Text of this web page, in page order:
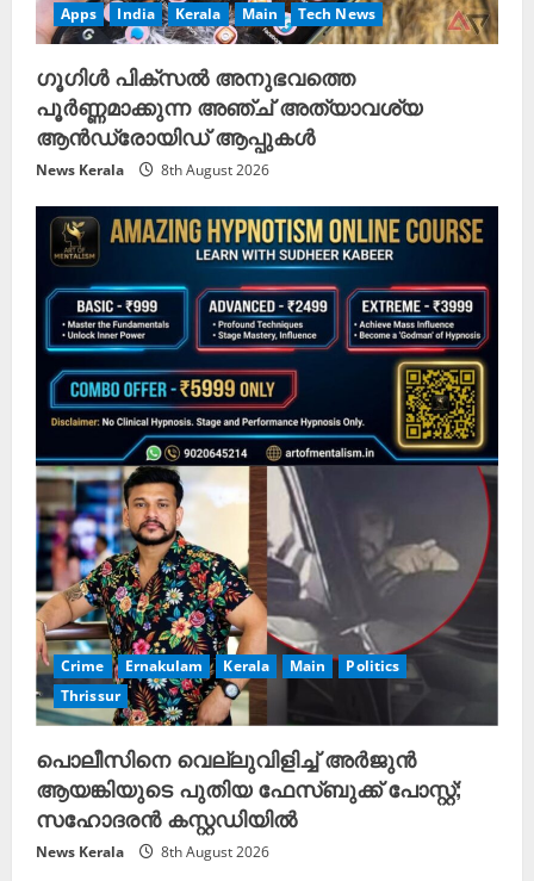
Apps India Kerala Main Tech News
ഗൂഗിൾ പിക്സൽ അനുഭവത്തെ
പൂർണ്ണമാക്കുന്ന അഞ്ച് അത്യാവശ്യ
ആൻഡ്രോയിഡ് ആപ്പുകൾ
News Kerala 8th August 2026
Crime Ernakulam Kerala Main
Politics
Thrissur
പൊലീസിനെ വെല്ലുവിളിച്ച് അർജുൻ
ആയങ്കിയുടെ പുതിയ ഫേസ്ബുക്ക് പോസ്റ്റ്;
സഹോദരൻ കസ്റ്റഡിയിൽ
News Kerala 8th August 2026